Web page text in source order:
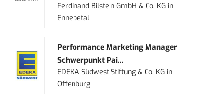
Ferdinand Bilstein GmbH & Co. KG in
Ennepetal
Performance Marketing Manager
Schwerpunkt Pai...
EDEKA Südwest Stiftung & Co. KG in
Offenburg